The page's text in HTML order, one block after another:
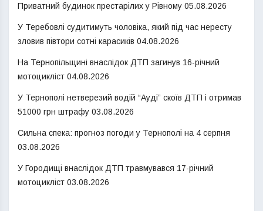
Приватний будинок престарілих у Рівному 05.08.2026
У Теребовлі судитимуть чоловіка, який під час нересту
зловив півтори сотні карасиків 04.08.2026
На Тернопільщині внаслідок ДТП загинув 16-річний
мотоцикліст 04.08.2026
У Тернополі нетверезий водій “Ауді” скоїв ДТП і отримав
51000 грн штрафу 03.08.2026
Сильна спека: прогноз погоди у Тернополі на 4 серпня
03.08.2026
У Городищі внаслідок ДТП травмувався 17-річний
мотоцикліст 03.08.2026